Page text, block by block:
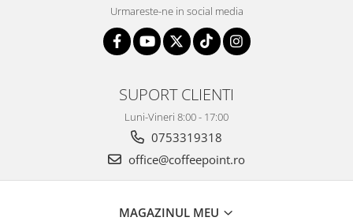
Urmareste-ne in social media
SUPORT CLIENTI
Luni-Vineri 8:00 - 17:00
0753319318
office@coffeepoint.ro
MAGAZINUL MEU